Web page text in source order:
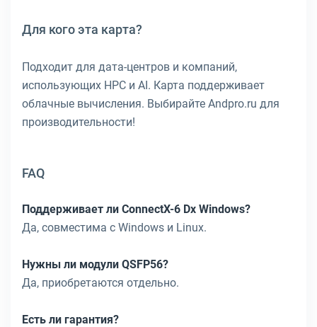
Для кого эта карта?
Подходит для дата-центров и компаний,
использующих HPC и AI. Карта поддерживает
облачные вычисления. Выбирайте Andpro.ru для
производительности!
FAQ
Поддерживает ли ConnectX-6 Dx Windows?
Да, совместима с Windows и Linux.
Нужны ли модули QSFP56?
Да, приобретаются отдельно.
Есть ли гарантия?